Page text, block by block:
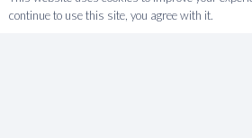
La Scuola
continue to use this site, you agree with it.